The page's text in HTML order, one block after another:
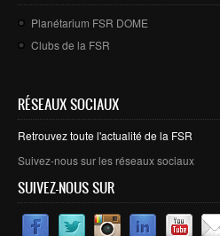
Planétarium FSR DOME
Clubs de la FSR
RÉSEAUX SOCIAUX
Retrouvez toute l'actualité de la FSR
Suivez-nous sur les réseaux sociaux
SUIVEZ-NOUS SUR